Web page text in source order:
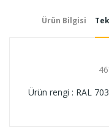
Ürün Bilgisi
Ürün rengi : RAL